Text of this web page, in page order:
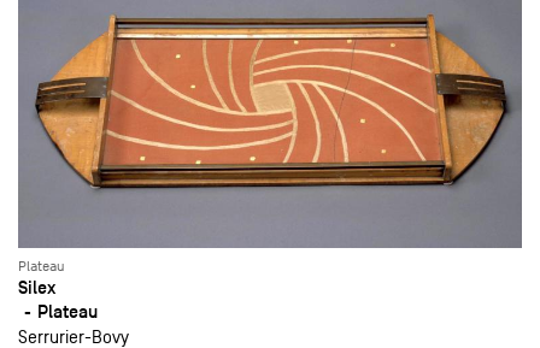
Plateau
Silex
Plateau
Serrurier-Bovy